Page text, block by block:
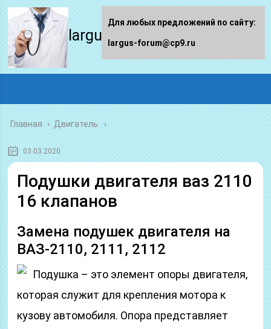
largus-forum.ru
Главная › Двигатель
03.03.2020
Подушки двигателя ваз 2110
16 клапанов
Замена подушек двигателя на
ВАЗ-2110, 2111, 2112
Подушка – это элемент опоры двигателя,
которая служит для крепления мотора к
кузову автомобиля. Опора представляет
Для любых предложений по сайту:
largus-forum@cp9.ru